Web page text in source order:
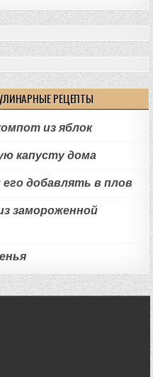
РЕЦЕПТЫ
из яблок
капусту дома
добавлять в плов
замороженной